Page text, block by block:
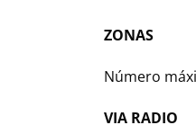
ZONAS
Número
VIA RADIO